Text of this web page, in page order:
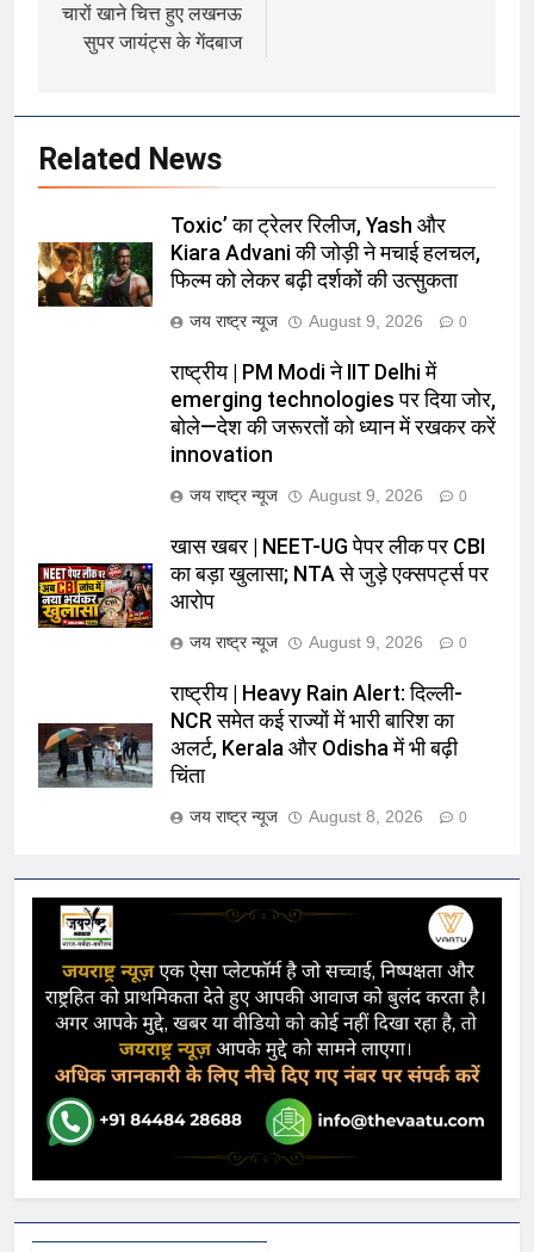
चारों खाने चित्त हुए लखनऊ
सुपर जायंट्स के गेंदबाज
Related News
Toxic’ का ट्रेलर रिलीज, Yash और
Kiara Advani की जोड़ी ने मचाई हलचल,
फिल्म को लेकर बढ़ी दर्शकों की उत्सुकता
जय राष्ट्र न्यूज August 9, 2026 0
राष्ट्रीय | PM Modi ने IIT Delhi में
emerging technologies पर दिया जोर,
बोले—देश की जरूरतों को ध्यान में रखकर करें
innovation
जय राष्ट्र न्यूज August 9, 2026 0
खास खबर | NEET-UG पेपर लीक पर CBI
का बड़ा खुलासा; NTA से जुड़े एक्सपर्ट्स पर
आरोप
जय राष्ट्र न्यूज August 9, 2026 0
राष्ट्रीय | Heavy Rain Alert: दिल्ली-
NCR समेत कई राज्यों में भारी बारिश का
अलर्ट, Kerala और Odisha में भी बढ़ी
चिंता
जय राष्ट्र न्यूज August 8, 2026 0